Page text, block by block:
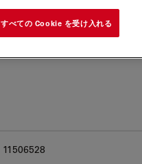
11506528
すべての Cookie を受け入れる